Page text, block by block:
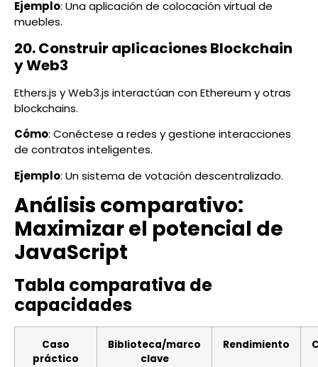
Ejemplo: Una aplicación de colocación virtual de
muebles.
20. Construir aplicaciones Blockchain
y Web3
Ethers.js y Web3.js interactúan con Ethereum y otras
blockchains.
Cómo: Conéctese a redes y gestione interacciones
de contratos inteligentes.
Ejemplo: Un sistema de votación descentralizado.
Análisis comparativo:
Maximizar el potencial de
JavaScript
Tabla comparativa de
capacidades
Caso
práctico
Biblioteca/marco
clave
Rendimiento